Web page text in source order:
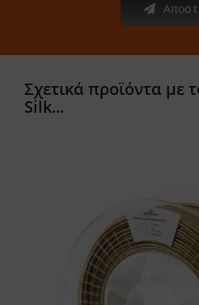
Σχετικά προϊόντα με
Silk...